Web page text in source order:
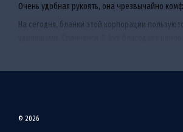
Очень удобная рукоять, она чрезвычайно
На сегодня, бланки этой корпорации
стоят дёшево, а качество реально — дорогое.
© 2026